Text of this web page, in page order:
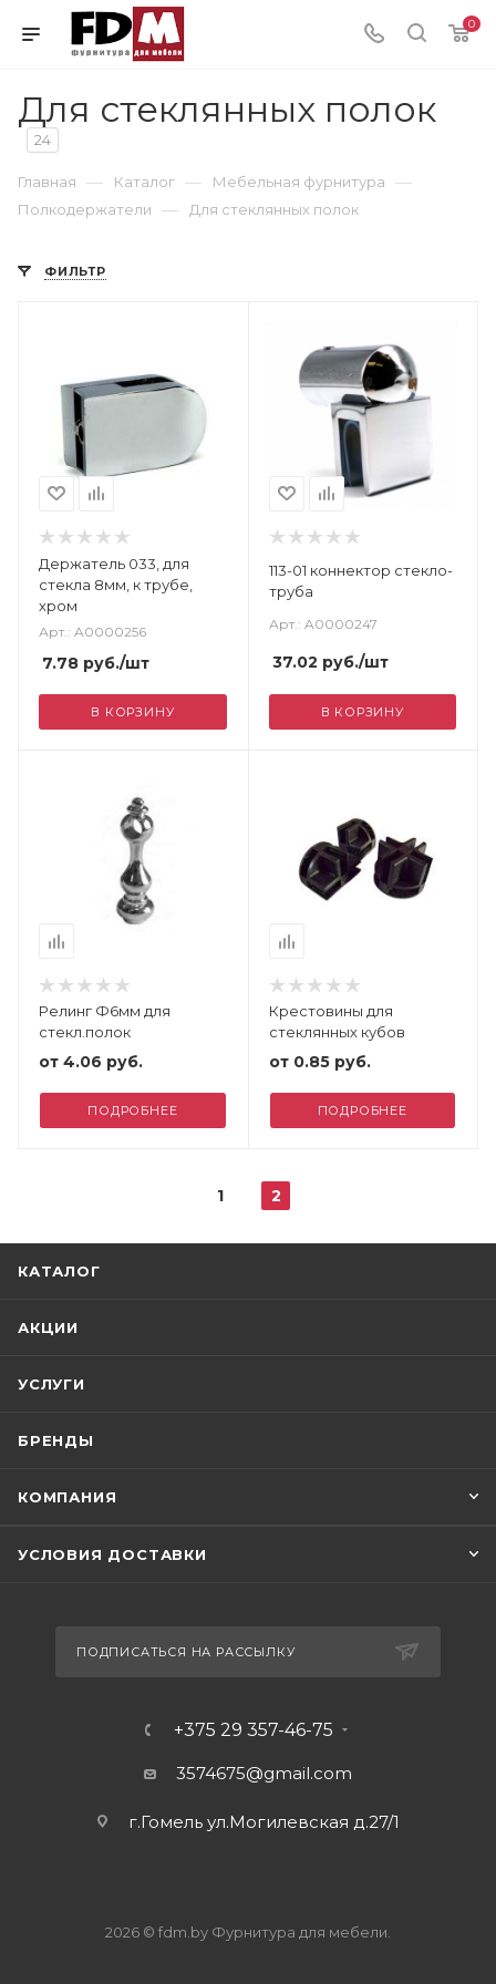
0
Для стеклянных полок
24
Главная — Каталог — Мебельная фурнитура —
Полкодержатели — Для стеклянных полок
ФИЛЬТР
Держатель 033, для
стекла 8мм, к трубе,
хром
Арт.: A0000256
7.78 руб./шт
В КОРЗИНУ
113-01 коннектор стекло-
труба
Арт.: A0000247
37.02 руб./шт
В КОРЗИНУ
Релинг Ф6мм для
стекл.полок
от 4.06 руб.
ПОДРОБНЕЕ
Крестовины для
стеклянных кубов
от 0.85 руб.
ПОДРОБНЕЕ
1 2
КАТАЛОГ
АКЦИИ
УСЛУГИ
БРЕНДЫ
КОМПАНИЯ
УСЛОВИЯ ДОСТАВКИ
ПОДПИСАТЬСЯ НА РАССЫЛКУ
+375 29 357-46-75
3574675@gmail.com
г.Гомель ул.Могилевская д.27/1
2026 © fdm.by Фурнитура для мебели.